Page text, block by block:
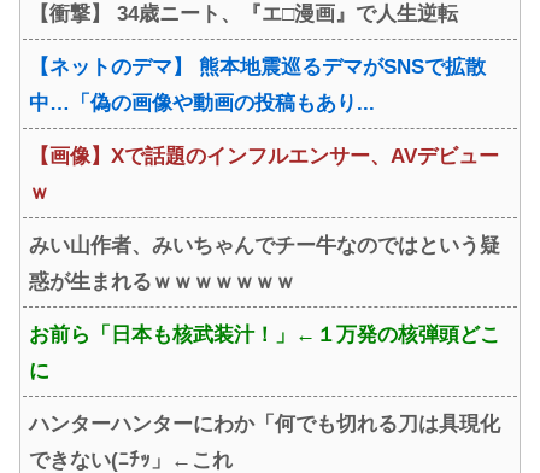
ｗｗｗｗｗ
にしか見えないと話題に
【衝撃】 34歳ニート、『エ□漫画』で人生逆転
【ネットのデマ】 熊本地震巡るデマがSNSで拡散
中…「偽の画像や動画の投稿もあり...
【画像】Xで話題のインフルエンサー、AVデビュー
ｗ
みい山作者、みいちゃんでチー牛なのではという疑
惑が生まれるｗｗｗｗｗｗｗ
お前ら「日本も核武装汁！」←１万発の核弾頭どこ
に
ハンターハンターにわか「何でも切れる刀は具現化
できない(ﾆﾁｯ」←これ